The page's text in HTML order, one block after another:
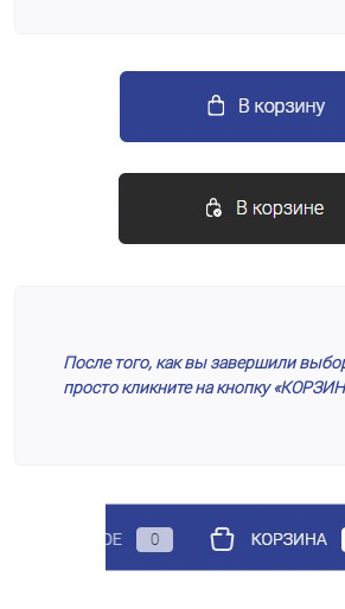
После того, как вы завершили
просто кликните на кнопку